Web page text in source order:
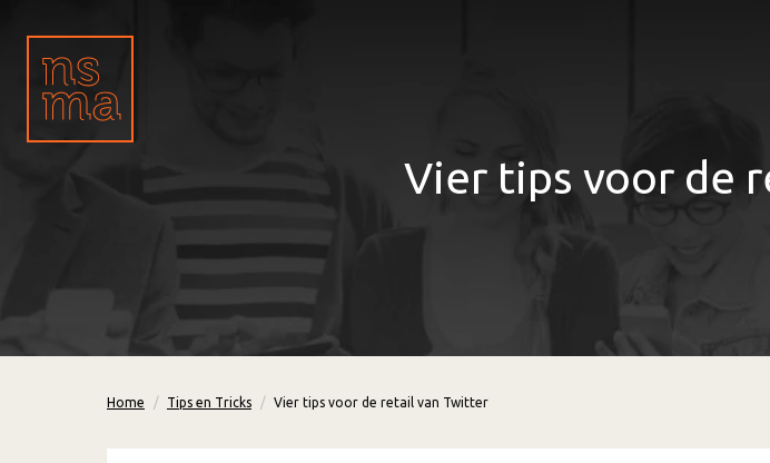
Vier tips voor de
Home Tips en Tricks Vier tips voor de retail van Twitter